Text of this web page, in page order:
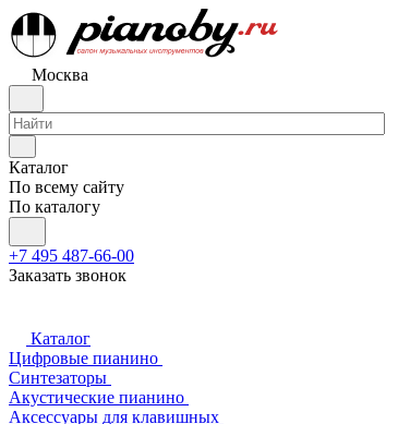
Москва
Каталог
По всему сайту
По каталогу
+7 495 487-66-00
Заказать звонок
Каталог
Цифровые пианино
Синтезаторы
Акустические пианино
Аксессуары для клавишных